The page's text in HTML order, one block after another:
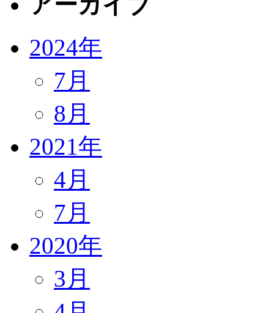
2024年
7月
8月
2021年
4月
7月
2020年
3月